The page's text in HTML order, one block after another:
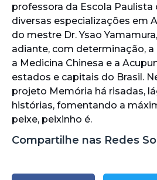
professora da Escola Paulista
diversas especializações em
do mestre Dr. Ysao
adiante, com determinação,
a Medicina Chinesa e a
estados e capitais do Brasil.
projeto Memória há risadas,
histórias, fomentando a
peixe, peixinho é.
Compartilhe nas Redes